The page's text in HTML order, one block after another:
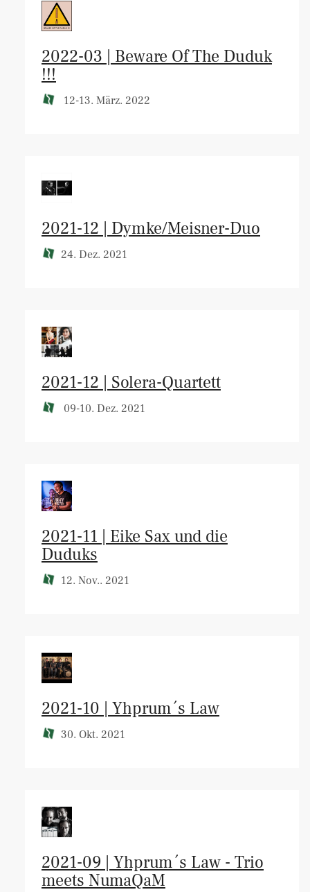
2022-03 | Beware Of The Duduk
!!!
12-13. März. 2022
2021-12 | Dymke/Meisner-Duo
24. Dez. 2021
2021-12 | Solera-Quartett
09-10. Dez. 2021
2021-11 | Eike Sax und die
Duduks
12. Nov.. 2021
2021-10 | Yhprum´s Law
30. Okt. 2021
2021-09 | Yhprum´s Law - Trio
meets NumaQaM